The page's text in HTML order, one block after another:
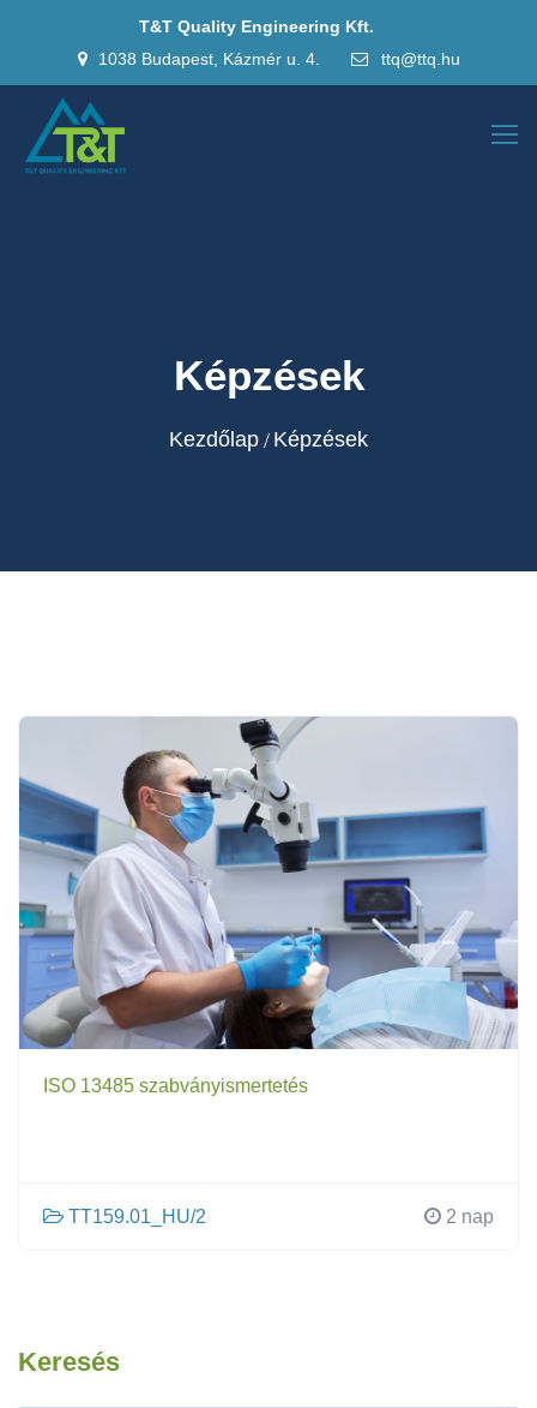
T&T Quality Engineering Kft.
1038 Budapest, Kázmér u. 4.
ttq@ttq.hu
Képzések
Kezdőlap Képzések
ISO 13485 szabványismertetés
TT159.01_HU/2 2 nap
Keresés